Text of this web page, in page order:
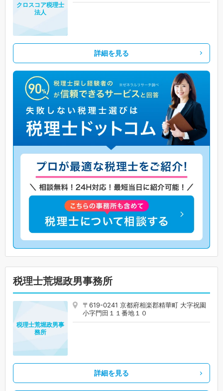
クロスコア税理士
法人
詳細を見る
税理士荒堀政男事務所
〒619-0241 京都府相楽郡精華町 大字祝園
小字門田１１番地１０
税理士荒堀政男事
務所
詳細を見る